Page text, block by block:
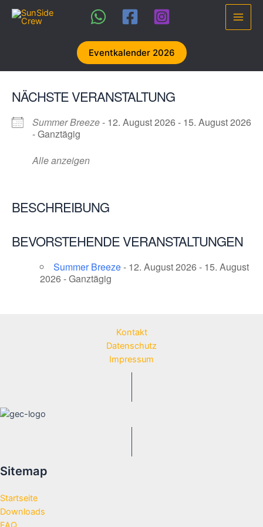
Inhalt
Main
Eventkalender 2026
NÄCHSTE VERANSTALTUNG
Summer Breeze- 12. August 2026 - 15. August 2026
- Ganztägig
Alle anzeigen
BESCHREIBUNG
BEVORSTEHENDE VERANSTALTUNGEN
Summer Breeze- 12. August 2026 - 15. August
2026 - Ganztägig
Kontakt
Datenschutz
Impressum
Sitemap
Startseite
Downloads